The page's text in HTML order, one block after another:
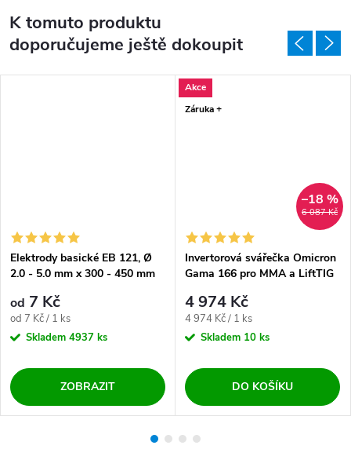
K tomuto produktu
doporučujeme ještě dokoupit
Elektrody basické EB 121, Ø
2.0 - 5.0 mm x 300 - 450 mm
od 7 Kč
Měrná cena:
od 7 Kč / 1 ks
Skladem 4937 ks
ZOBRAZIT
Akce
Záruka +
6 087 Kč
–18 %
Invertorová svářečka Omicron
Gama 166 pro MMA a LiftTIG
4 974 Kč
Měrná cena:
4 974 Kč / 1 ks
Skladem 10 ks
DO KOŠÍKU